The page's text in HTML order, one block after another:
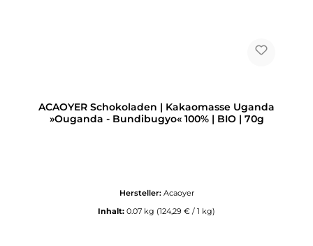
ACAOYER Schokoladen | Kakaomasse Uganda
»Ouganda - Bundibugyo« 100% | BIO | 70g
Hersteller: Acaoyer
Inhalt: 0.07 kg (124,29 € / 1 kg)